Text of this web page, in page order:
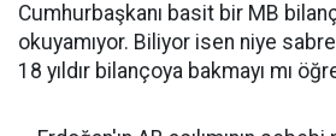
Cumhurbaşkanı basit bir MB
okuyamıyor. Biliyor isen niye
18 yıldır bilançoya bakmayı mı